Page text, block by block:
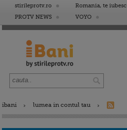
stirileprotv.ro Romania, te iubesc
PROTV NEWS
VOYO
ibani lumea in contul tau